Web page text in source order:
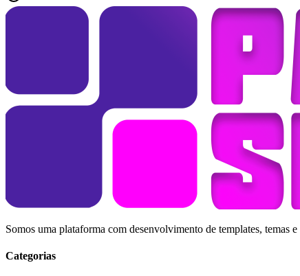
Somos uma plataforma com desenvolvimento de templates,
Categorias